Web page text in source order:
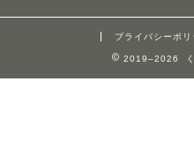
プライバシーポリ
2019–2026 く